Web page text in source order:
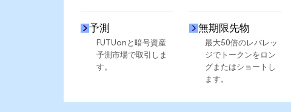
予測
FUTUonと暗号資産
予測市場で取引しま
す。
無期限先物
最大50倍のレバレッ
ジでトークンをロン
グまたはショートし
ます。